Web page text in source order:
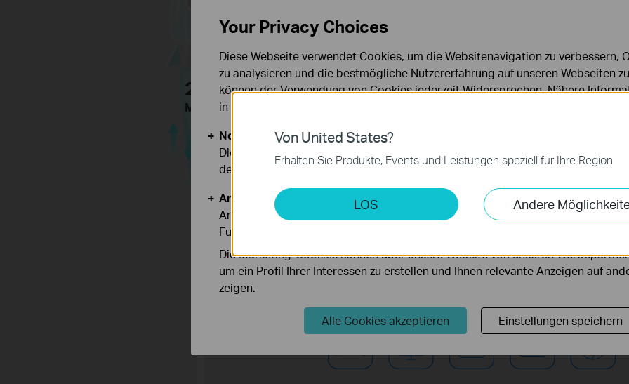
Upgrade auf bis zu
Mbit/s!
Perfekt für
Anwendung
Das TL-PA8010P KIT unterstützt den neuen
Homeplug AV2 mit ultraschnellen
Videostreaming, Online-Gaming und
insbesondere während der Hauptnutzungszeiten
2x2
MIMO
Von United States?
Erhalten Sie Produkte, Events und Leistungen speziell für Ihre Region
LOS Andere
Your Privacy Choices
Diese Webseite verwendet Cookies, um die Websitenavigation zu verbessern,
zu analysieren und die bestmögliche Nutzererfahrung auf unseren Webseiten
können der Verwendung von Cookies jederzeit Widersprechen. Nähere
in unseren
Notwendige Cookies
Diese Cookies sind zur Funktion der Website erforderlich und können in Ihren
deaktiviert werden.
Analyse- und Marketing-Cookies
Analyse-Cookies ermöglichen es uns, Ihre Aktivitäten auf unserer Website zu
Funktionsweise unserer Website zu verbessern und anzupassen.
Die Marketing-Cookies können über unsere Website von unseren
um ein Profil Ihrer Interessen zu erstellen und Ihnen relevante Anzeigen auf
zeigen.
Alle Cookies akzeptieren Einstellungen speichern